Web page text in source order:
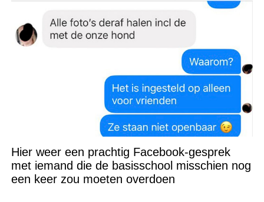
Hier weer een prachtig Facebook-gesprek
met iemand die de basisschool misschien nog
een keer zou moeten overdoen